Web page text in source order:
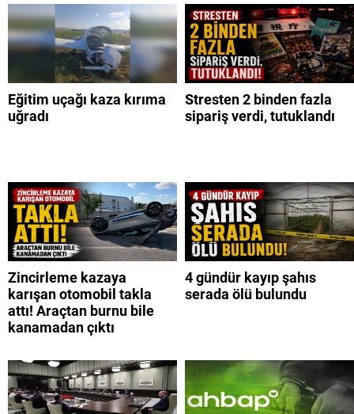
Eğitim uçağı kaza kırıma
uğradı
Stresten 2 binden fazla
sipariş verdi, tutuklandı
Zincirleme kazaya
karışan otomobil takla
attı! Araçtan burnu bile
kanamadan çıktı
4 gündür kayıp şahıs
serada ölü bulundu